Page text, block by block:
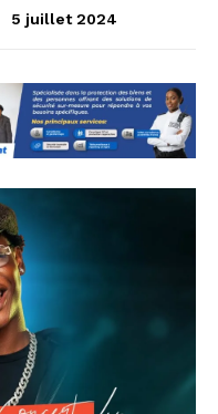
5 juillet 2024